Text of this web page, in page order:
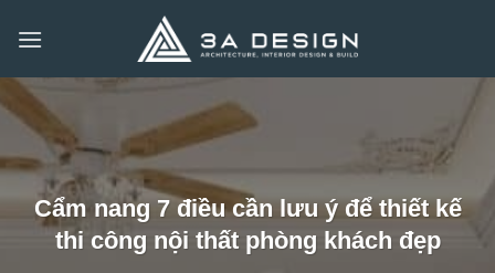
qua
dung
Cẩm nang 7 điều cần lưu ý để thiết kế
thi công nội thất phòng khách đẹp